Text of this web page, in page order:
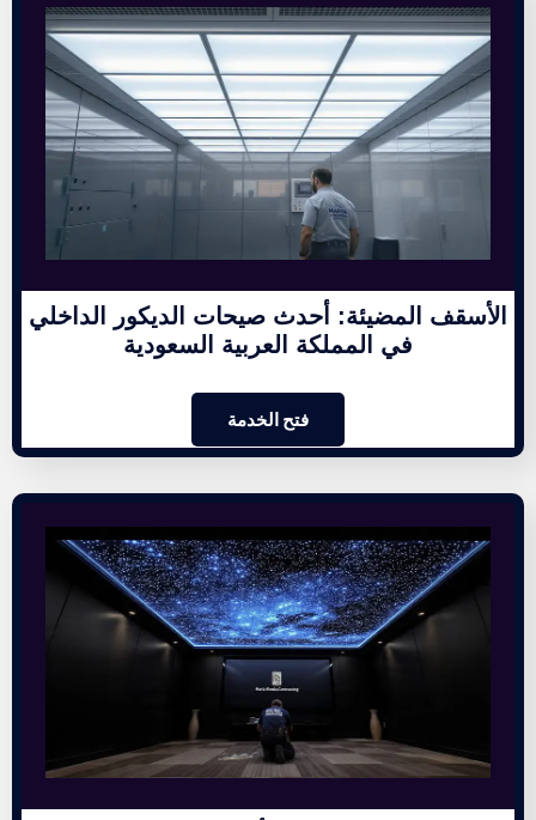
الأسقف المضيئة: أحدث صيحات الديكور الداخلي
في المملكة العربية السعودية
فتح الخدمة